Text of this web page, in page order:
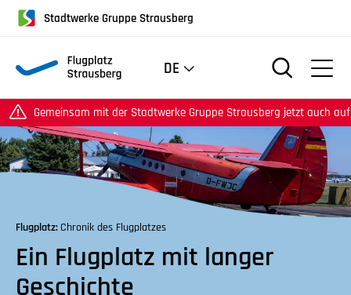
Screenreader
Navigation
der
Tabulatorentaste:
Überspringen
der
Stadtwerke Gruppe Strausberg
DE
mit der Stadtwerke Gruppe Strausberg jetzt auch auf
Flugplatz: Chronik des Flugplatzes
Ein Flugplatz mit langer
Geschichte